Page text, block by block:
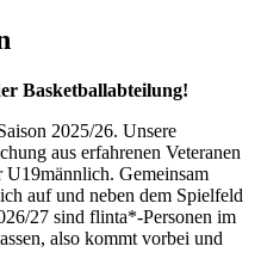
Basketballabteilung!
2025/26. Unsere
aus erfahrenen Veteranen
U19männlich. Gemeinsam
auf und neben dem Spielfeld
27 sind flinta*-Personen im
also kommt vorbei und